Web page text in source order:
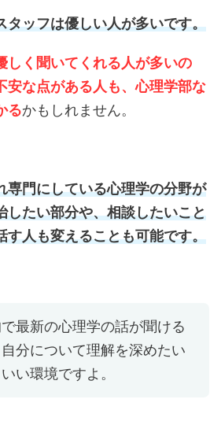
タッフは優しい人が多いです。
しく聞いてくれる人が多いの
安な点がある人も、心理学部な
るかもしれません。
専門にしている心理学の分野が
したい部分や、相談したいこと
す人も変えることも可能です。
最新の心理学の話が聞ける
分について理解を深めたい
い環境ですよ。